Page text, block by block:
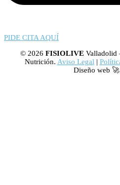
PIDE CITA AQUÍ
© 2026 FISIOLIVEValladolid
Nutrición. Aviso Legal |
Diseño web